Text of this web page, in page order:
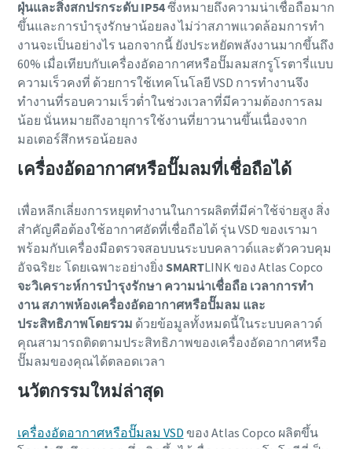
ฝุ่นและสิ่งสกปรกระดับ IP54ซึ่งหมายถึงความน่าเชื่อถือมาก
ขึ้นและการบํารุงรักษาน้อยลง ไม่ว่าสภาพแวดล้อมการทํา
งานจะเป็นอย่างไร นอกจากนี้ ยังประหยัดพลังงานมากขึ้นถึง
60% เมื่อเทียบกับเครื่องอัดอากาศหรือปั๊มลมสกรูโรตารี่แบบ
ความเร็วคงที่ ด้วยการใช้เทคโนโลยี VSD การทำงานจึง
ทำงานที่รอบความเร็วต่ำในช่วงเวลาที่มีความต้องการลม
น้อย นั่นหมายถึงอายุการใช้งานที่ยาวนานขึ้นเนื่องจาก
มอเตอร์สึกหรอน้อยลง
เครื่องอัดอากาศหรือปั๊มลมที่เชื่อถือได้
เพื่อหลีกเลี่ยงการหยุดทํางานในการผลิตที่มีค่าใช้จ่ายสูง สิ่ง
สําคัญคือต้องใช้อากาศอัดที่เชื่อถือได้ รุ่น VSD ของเรามา
พร้อมกับเครื่องมือตรวจสอบบนระบบคลาวด์และตัวควบคุม
อัจฉริยะ โดยเฉพาะอย่างยิ่ง SMARTLINK ของ Atlas Copco
จะวิเคราะห์การบํารุงรักษา ความน่าเชื่อถือ เวลาการทํา
งาน สภาพห้องเครื่องอัดอากาศหรือปั๊มลม และ
ประสิทธิภาพโดยรวม ด้วยข้อมูลทั้งหมดนี้ในระบบคลาวด์
คุณสามารถติดตามประสิทธิภาพของเครื่องอัดอากาศหรือ
ปั๊มลมของคุณได้ตลอดเวลา
นวัตกรรมใหม่ล่าสุด
เครื่องอัดอากาศหรือปั๊มลม VSD ของ Atlas Copco ผลิตขึ้น